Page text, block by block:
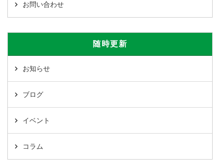
お問い合わせ
随時更新
お知らせ
ブログ
イベント
コラム